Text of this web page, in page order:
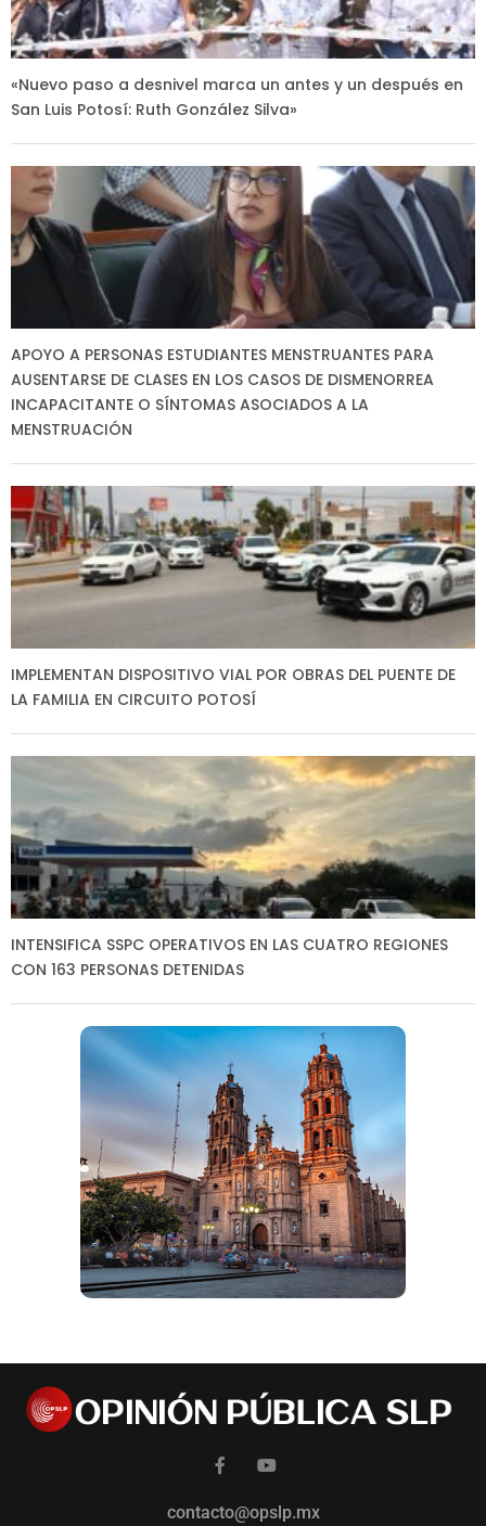
«Nuevo paso a desnivel marca un antes y un después en
San Luis Potosí: Ruth González Silva»
APOYO A PERSONAS ESTUDIANTES MENSTRUANTES PARA
AUSENTARSE DE CLASES EN LOS CASOS DE DISMENORREA
INCAPACITANTE O SÍNTOMAS ASOCIADOS A LA
MENSTRUACIÓN
IMPLEMENTAN DISPOSITIVO VIAL POR OBRAS DEL PUENTE DE
LA FAMILIA EN CIRCUITO POTOSÍ
INTENSIFICA SSPC OPERATIVOS EN LAS CUATRO REGIONES
CON 163 PERSONAS DETENIDAS
contacto@opslp.mx